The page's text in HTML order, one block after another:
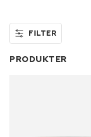
FILTER
PRODUKTER